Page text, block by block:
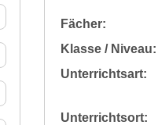
Fächer:
Klasse / Niveau:
Unterrichtsart:
Unterrichtsort: